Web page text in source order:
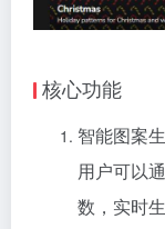
核心功能
智能图案
用户可以
数，实时